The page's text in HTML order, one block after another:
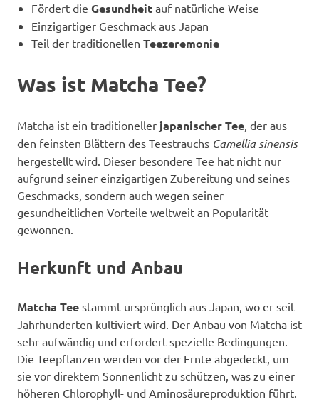
Fördert die Gesundheit auf natürliche Weise
Einzigartiger Geschmack aus Japan
Teil der traditionellen Teezeremonie
Was ist Matcha Tee?
Matcha ist ein traditioneller japanischer Tee, der aus
den feinsten Blättern des Teestrauchs Camellia sinensis
hergestellt wird. Dieser besondere Tee hat nicht nur
aufgrund seiner einzigartigen Zubereitung und seines
Geschmacks, sondern auch wegen seiner
gesundheitlichen Vorteile weltweit an Popularität
gewonnen.
Herkunft und Anbau
Matcha Tee stammt ursprünglich aus Japan, wo er seit
Jahrhunderten kultiviert wird. Der Anbau von Matcha ist
sehr aufwändig und erfordert spezielle Bedingungen.
Die Teepflanzen werden vor der Ernte abgedeckt, um
sie vor direktem Sonnenlicht zu schützen, was zu einer
höheren Chlorophyll- und Aminosäureproduktion führt.